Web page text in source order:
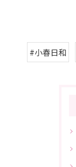
#小春日和